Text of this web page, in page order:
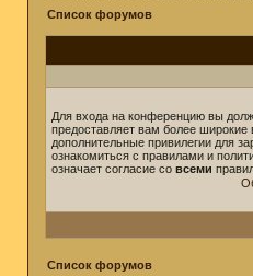
Список форумов
Для входа на конференцию вы
предоставляет вам более
дополнительные привилегии для
ознакомиться с правилами и
означает согласие со всеми
Список форумов